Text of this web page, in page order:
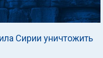
Сирии уничтожить